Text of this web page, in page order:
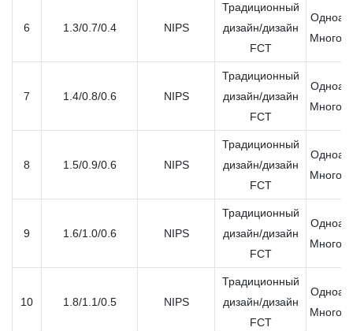
6 1.3/0.7/0.4 NIPS
Традиционный
дизайн/дизайн
FCT
7 1.4/0.8/0.6 NIPS
Традиционный
дизайн/дизайн
FCT
8 1.5/0.9/0.6 NIPS
Традиционный
дизайн/дизайн
FCT
9 1.6/1.0/0.6 NIPS
Традиционный
дизайн/дизайн
FCT
10 1.8/1.1/0.5 NIPS
Традиционный
дизайн/дизайн
FCT